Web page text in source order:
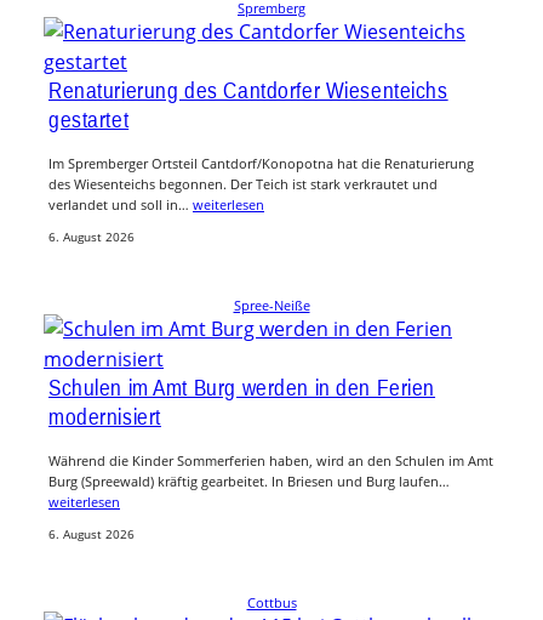
Spremberg
Renaturierung des Cantdorfer Wiesenteichs
gestartet
Im Spremberger Ortsteil Cantdorf/Konopotna hat die Renaturierung
des Wiesenteichs begonnen. Der Teich ist stark verkrautet und
verlandet und soll in… weiterlesen
6. August 2026
Spree-Neiße
Schulen im Amt Burg werden in den Ferien
modernisiert
Während die Kinder Sommerferien haben, wird an den Schulen im Amt
Burg (Spreewald) kräftig gearbeitet. In Briesen und Burg laufen…
weiterlesen
6. August 2026
Cottbus